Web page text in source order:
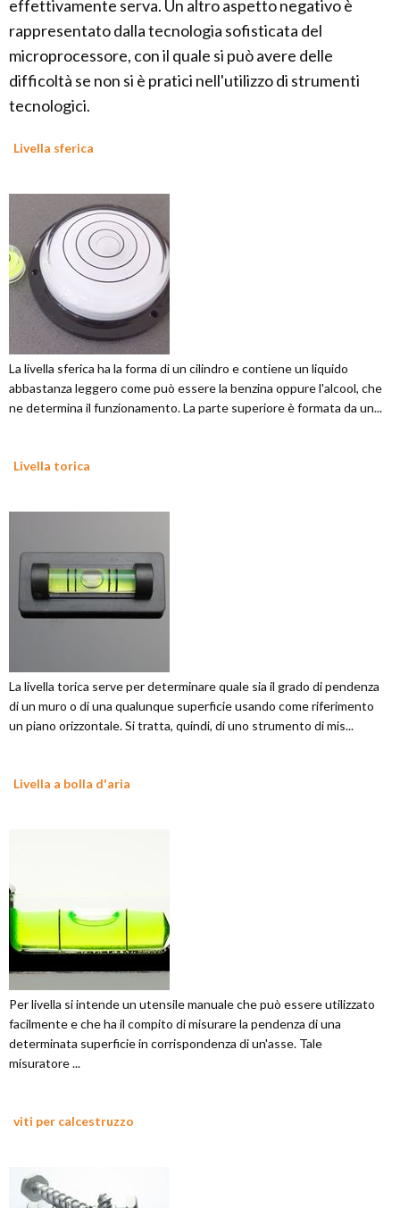
effettivamente serva. Un altro aspetto negativo è
rappresentato dalla tecnologia sofisticata del
microprocessore, con il quale si può avere delle
difficoltà se non si è pratici nell'utilizzo di strumenti
tecnologici.
Livella sferica
La livella sferica ha la forma di un cilindro e contiene un liquido
abbastanza leggero come può essere la benzina oppure l'alcool, che
ne determina il funzionamento. La parte superiore è formata da un...
Livella torica
La livella torica serve per determinare quale sia il grado di pendenza
di un muro o di una qualunque superficie usando come riferimento
un piano orizzontale. Si tratta, quindi, di uno strumento di mis...
Livella a bolla d'aria
Per livella si intende un utensile manuale che può essere utilizzato
facilmente e che ha il compito di misurare la pendenza di una
determinata superficie in corrispondenza di un'asse. Tale
misuratore ...
viti per calcestruzzo